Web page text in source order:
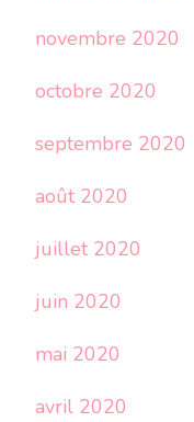
novembre 2020
octobre 2020
septembre 2020
août 2020
juillet 2020
juin 2020
mai 2020
avril 2020